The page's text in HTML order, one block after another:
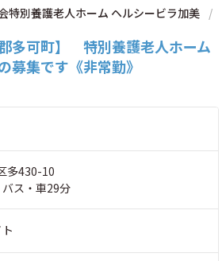
特別養護老人ホーム ヘルシービラ加美
郡多可町】 特別養護老人ホーム
募集です《非常勤》
多430-10
ス・車29分